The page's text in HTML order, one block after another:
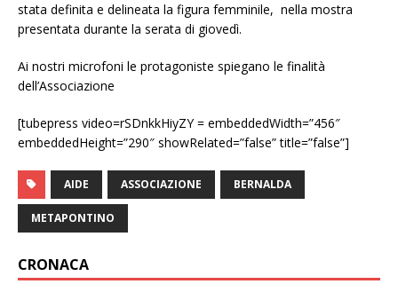
stata definita e delineata la figura femminile, nella mostra
presentata durante la serata di giovedì.
Ai nostri microfoni le protagoniste spiegano le finalità
dell’Associazione
[tubepress video=rSDnkkHiyZY = embeddedWidth=”456″
embeddedHeight=”290″ showRelated=”false” title=”false”]
AIDE ASSOCIAZIONE BERNALDA
METAPONTINO
CRONACA